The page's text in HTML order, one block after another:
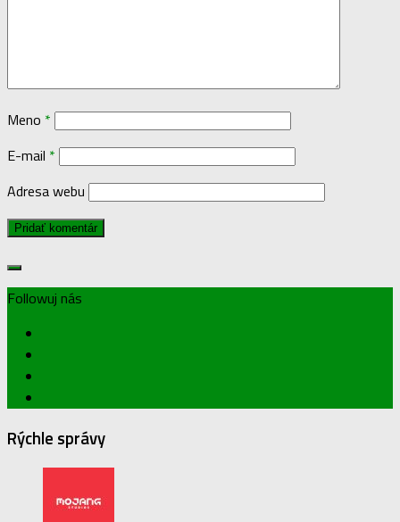
Meno *
E-mail *
Adresa webu
Followuj nás
Rýchle správy